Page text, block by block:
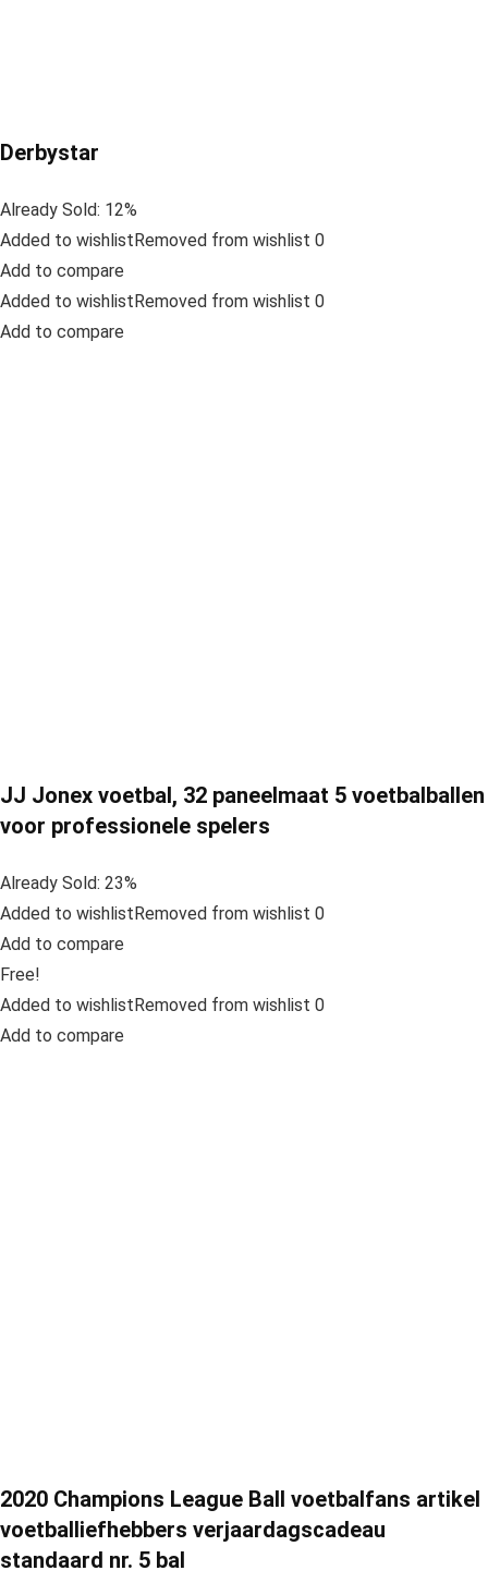
Derbystar
Already Sold: 12%
Added to wishlistRemoved from wishlist 0
Add to compare
Added to wishlistRemoved from wishlist 0
Add to compare
JJ Jonex voetbal, 32 paneelmaat 5 voetbalballen
voor professionele spelers
Already Sold: 23%
Added to wishlistRemoved from wishlist 0
Add to compare
Free!
Added to wishlistRemoved from wishlist 0
Add to compare
2020 Champions League Ball voetbalfans artikel
voetballiefhebbers verjaardagscadeau
standaard nr. 5 bal